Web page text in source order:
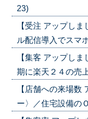
23)
【受注 アップし
ル配信導入でスマ
【集客 アップし
期に楽天２４の売
【店舗への来場数
ー〉／住宅設備の